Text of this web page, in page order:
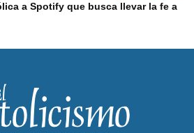
a Spotify que busca llevar la fe a